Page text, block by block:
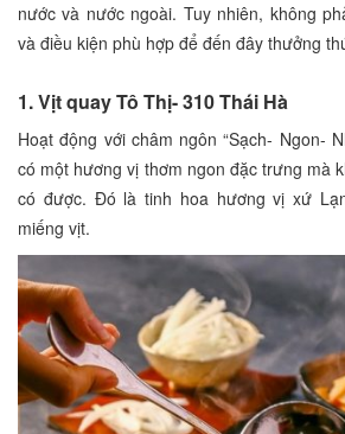
nước và nước ngoài. Tuy nhiên, không
và điều kiện phù hợp để đến đây thưởng
1. Vịt quay Tô Thị- 310 Thái Hà
Hoạt động với châm ngôn “Sạch- Ngon-
có một hương vị thơm ngon đặc trưng mà
có được. Đó là tinh hoa hương vị xứ
miếng vịt.